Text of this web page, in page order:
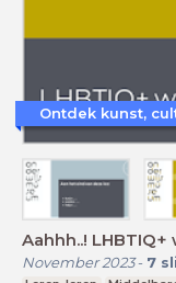
Aahhh..!
November 2023- 7
Ontdek kunst,